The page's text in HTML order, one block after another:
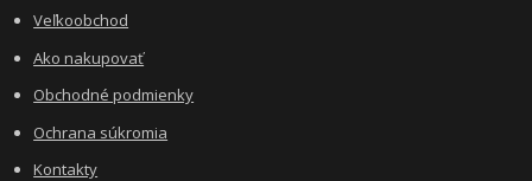
Veľkoobchod
Ako nakupovať
Obchodné podmienky
Ochrana súkromia
Kontakty